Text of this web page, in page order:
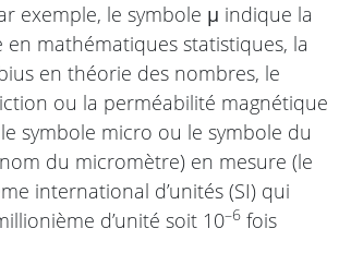
exemple, le symbole μ indique la
en mathématiques statistiques, la
en théorie des nombres, le
ou la perméabilité magnétique
symbole micro ou le symbole du
du micromètre) en mesure (le
international d’unités (SI) qui
d’unité soit 10–6 fois